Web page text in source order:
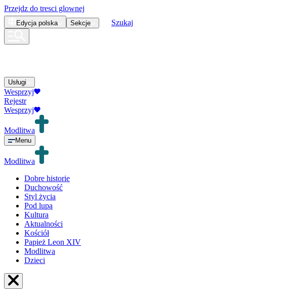
Przejdz do tresci glownej
Edycja polska Sekcje Szukaj
Usługi
Wesprzyj
Rejestr
Wesprzyj
Modlitwa
Menu
Modlitwa
Dobre historie
Duchowość
Styl życia
Pod lupą
Kultura
Aktualności
Kościół
Papież Leon XIV
Modlitwa
Dzieci